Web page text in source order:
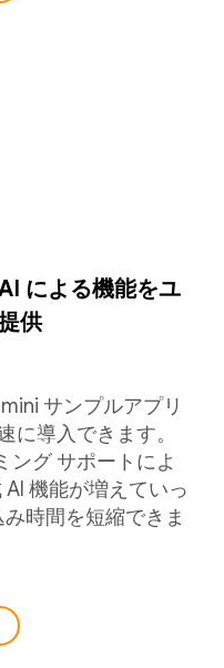
による機能をユ
供
サンプルアプリ
に導入できます。
グ サポートによ
機能が増えていっ
時間を短縮できま